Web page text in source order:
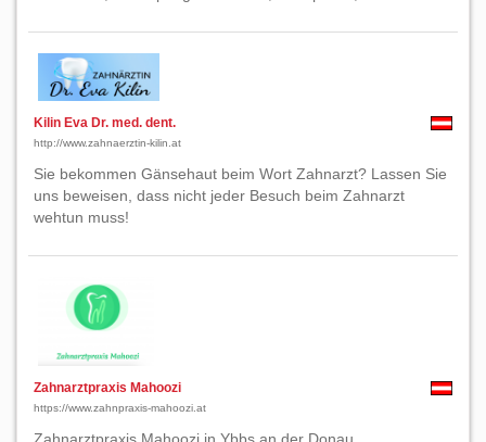
Kilin Eva Dr. med. dent.
http://www.zahnaerztin-kilin.at
Sie bekommen Gänsehaut beim Wort Zahnarzt? Lassen Sie
uns beweisen, dass nicht jeder Besuch beim Zahnarzt
wehtun muss!
Zahnarztpraxis Mahoozi
https://www.zahnpraxis-mahoozi.at